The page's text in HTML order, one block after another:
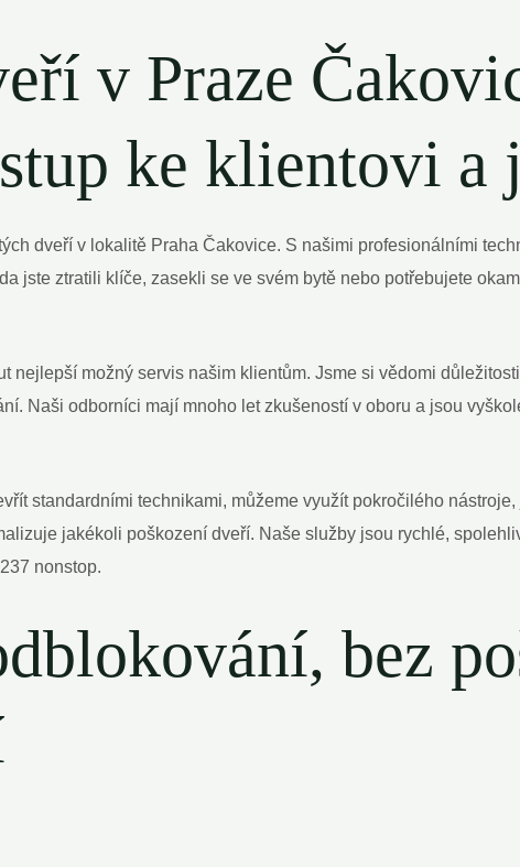
v Praze
ke klientovi a
dveří v lokalitě Praha Čakovice. S našimi profesionálními
jste ztratili klíče, zasekli se ve svém bytě nebo potřebujete
nejlepší možný servis našim klientům. Jsme si vědomi
Naši odborníci mají mnoho let zkušeností v oboru a jsou
standardními technikami, můžeme využít pokročilého
jakékoli poškození dveří. Naše služby jsou rychlé,
nonstop.
bez